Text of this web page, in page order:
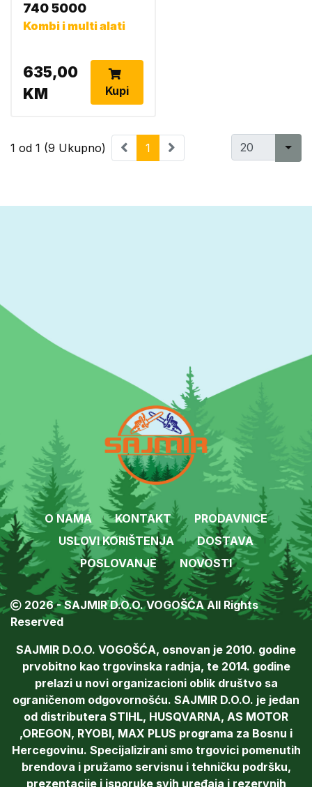
740 5000
Kombi i multi alati
635,00
KM
Kupi
1 od 1 (9 Ukupno) 1
O NAMA KONTAKT
PRODAVNICE
USLOVI KORIŠTENJA
DOSTAVA
POSLOVANJE
NOVOSTI
2026 - SAJMIR D.O.O. VOGOŠĆA All Rights
Reserved
SAJMIR D.O.O. VOGOŠĆA, osnovan je 2010. godine
prvobitno kao trgovinska radnja, te 2014. godine
prelazi u novi organizacioni oblik društvo sa
ograničenom odgovornošću. SAJMIR D.O.O. je jedan
od distributera STIHL, HUSQVARNA, AS MOTOR
,OREGON, RYOBI, MAX PLUS programa za Bosnu i
Hercegovinu. Specijalizirani smo trgovici pomenutih
brendova i pružamo servisnu i tehničku podršku,
prezentacije i isporuke svih uređaja i rezervnih